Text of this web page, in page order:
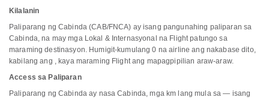
Kilalanin
Paliparang ng Cabinda (CAB/FNCA) ay isang pangunahing paliparan sa
Cabinda, na may mga Lokal & Internasyonal na Flight patungo sa
maraming destinasyon. Humigit-kumulang 0 na airline ang nakabase dito,
kabilang ang , kaya maraming Flight ang mapagpipilian araw-araw.
Access sa Paliparan
Paliparang ng Cabinda ay nasa Cabinda, mga km lang mula sa — isang